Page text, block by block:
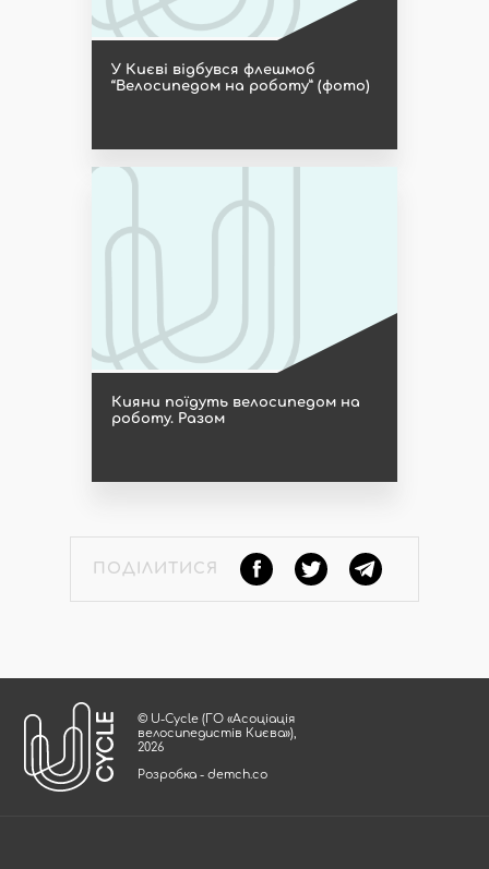
У Києві відбувся флешмоб
“Велосипедом на роботу” (фото)
Кияни поїдуть велосипедом на
роботу. Разом
ПОДІЛИТИСЯ
© U-Cycle (ГО «Асоціація
велосипедистів Києва»),
2026
Розробка - demch.co